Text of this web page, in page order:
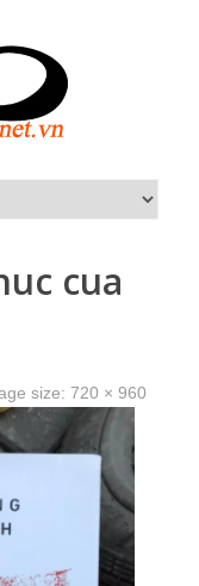
cua
size: 720 × 960